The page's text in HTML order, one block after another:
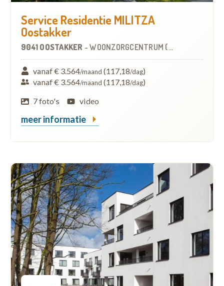
Service Residentie MILITZA
Oostakker
9041 OOSTAKKER -WOONZORGCENTRUM (WZC)
vanaf € 3.564/maand (117,18/dag)
vanaf € 3.564/maand (117,18/dag)
7 foto's
video
meer informatie